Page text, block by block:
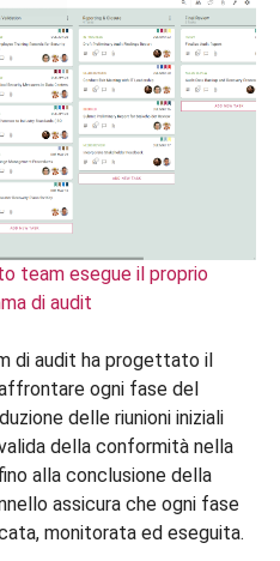
team esegue il proprio
di audit
di audit ha progettato il
ogni fase del
delle riunioni iniziali
della conformità nella
alla conclusione della
assicura che ogni fase
monitorata ed eseguita.